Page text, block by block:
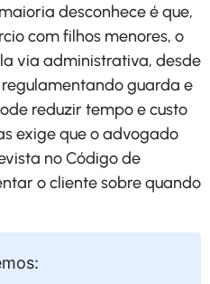
desconhece é que,
com filhos menores, o
via administrativa, desde
guarda e
reduzir tempo e custo
exige que o advogado
no Código de
o cliente sobre quando